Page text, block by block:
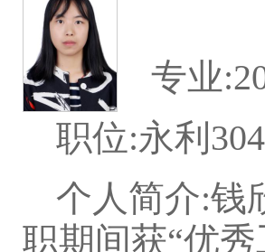
专业
职位:永利
个人简介:钱
职期间获“优